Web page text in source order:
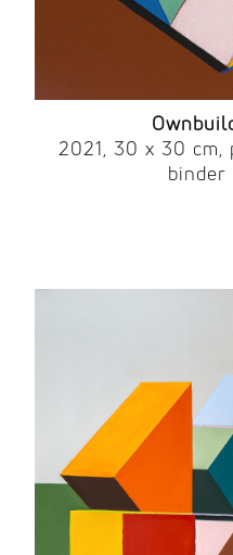
2021, 30 x 30
binder